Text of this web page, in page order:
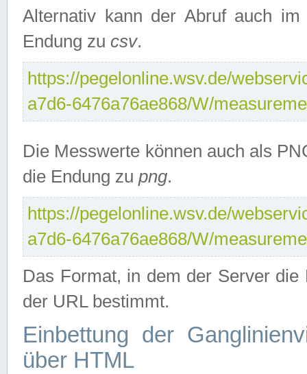
Alternativ kann der Abruf auch
Endung zu csv.
https://pegelonline.wsv.de/
a7d6-6476a76ae868/W/
Die Messwerte können auch als
die Endung zu png.
https://pegelonline.wsv.de/
a7d6-6476a76ae868/W/
Das Format, in dem der Server
der URL bestimmt.
Einbettung der
über HTML